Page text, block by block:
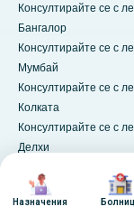
Изображение
Назначения
Консултирайте се с
Бангалор
Консултирайте се с
Мумбай
Консултирайте се с
Колката
Консултирайте се с
Делхи
Пуна
Консултирайте се с